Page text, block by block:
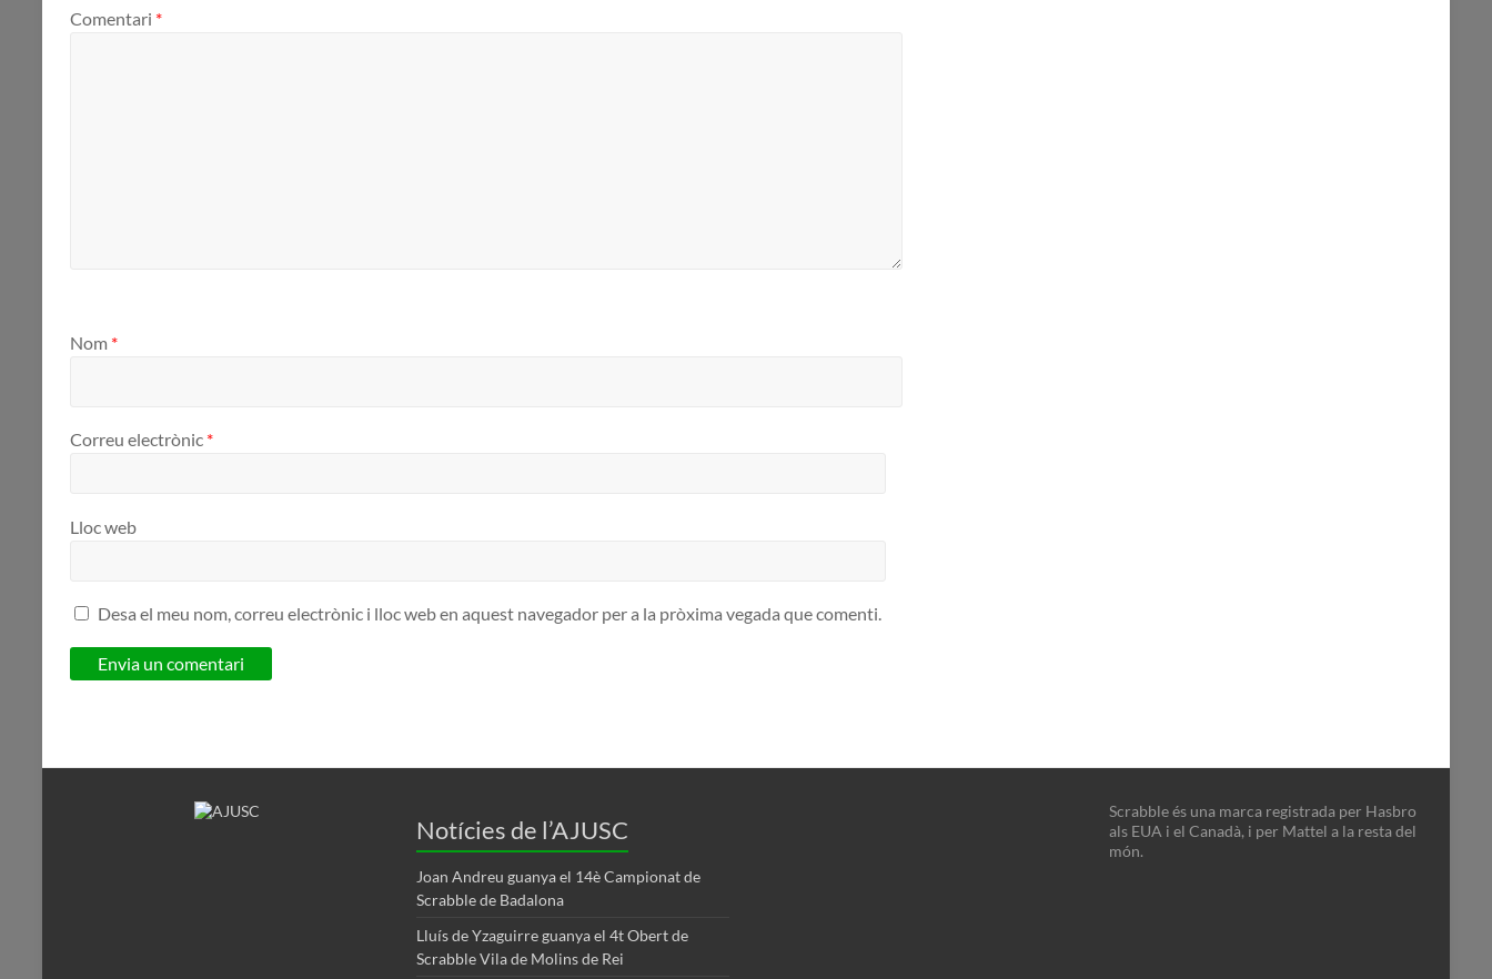
Comentari *
Nom *
Correu electrònic *
Lloc web
Desa el meu nom, correu electrònic i lloc web en aquest navegador per a la pròxima vegada que comenti.
Notícies de l’AJUSC
Joan Andreu guanya el 14è Campionat de
Scrabble de Badalona
Lluís de Yzaguirre guanya el 4t Obert de
Scrabble Vila de Molins de Rei
Scrabble és una marca registrada per Hasbro
als EUA i el Canadà, i per Mattel a la resta del
món.